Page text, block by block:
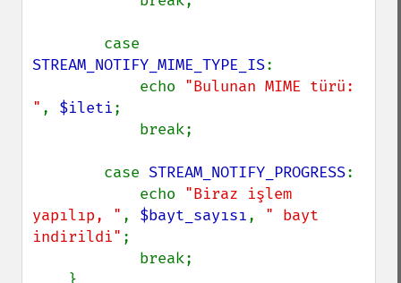
STREAM_NOTIFY_MIME_TYPE_IS:
            echo
"Bulunan MIME türü:
" , $ileti;
        case
STREAM_NOTIFY_PROGRESS:
            echo
"Biraz işlem
yapılıp, " , $bayt_sayısı, " bayt
indirildi" ;